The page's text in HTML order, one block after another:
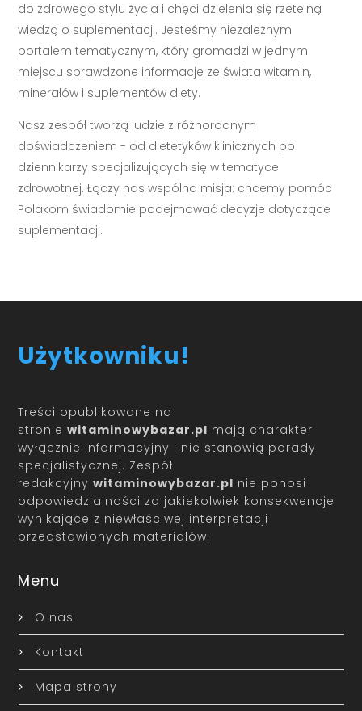
do zdrowego stylu życia i chęci dzielenia się rzetelną
wiedzą o suplementacji. Jesteśmy niezależnym
portalem tematycznym, który gromadzi w jednym
miejscu sprawdzone informacje ze świata witamin,
minerałów i suplementów diety.
Nasz zespół tworzą ludzie z różnorodnym
doświadczeniem - od dietetyków klinicznych po
dziennikarzy specjalizujących się w tematyce
zdrowotnej. Łączy nas wspólna misja: chcemy pomóc
Polakom świadomie podejmować decyzje dotyczące
suplementacji.
Użytkowniku!
Treści opublikowane na
stroniewitaminowybazar.pl mają charakter
wyłącznie informacyjny i nie stanowią porady
specjalistycznej. Zespół
redakcyjnywitaminowybazar.pl nie ponosi
odpowiedzialności za jakiekolwiek konsekwencje
wynikające z niewłaściwej interpretacji
przedstawionych materiałów.
Menu
O nas
Kontakt
Mapa strony